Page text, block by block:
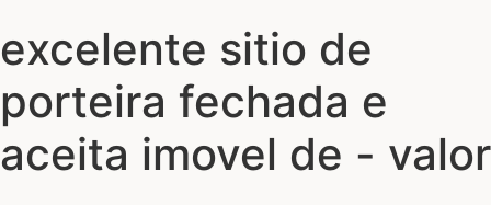
excelente sitio de
porteira fechada e
aceita imovel de - valor